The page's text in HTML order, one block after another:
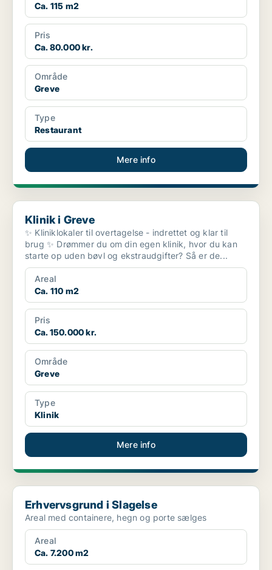
Ca. 115 m2
Pris
Ca. 80.000 kr.
Område
Greve
Type
Restaurant
Mere info
Klinik i Greve
Klinik i Greve
✨ Kliniklokaler til overtagelse - indrettet og klar til
brug ✨ Drømmer du om din egen klinik, hvor du kan
starte op uden bøvl og ekstraudgifter? Så er de...
Areal
Ca. 110 m2
Pris
Ca. 150.000 kr.
Område
Greve
Type
Klinik
Mere info
Erhvervsgrund i Slagelse
Erhvervsgrund i Slagelse
Areal med containere, hegn og porte sælges
Areal
Ca. 7.200 m2